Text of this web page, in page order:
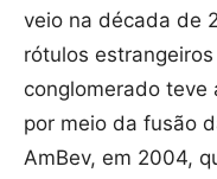
veio na década de
rótulos
conglomerado teve
por meio da fusão
AmBev, em 2004,